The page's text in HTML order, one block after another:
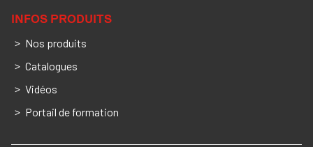
INFOS PRODUITS
Nos produits
Catalogues
Vidéos
Portail de formation